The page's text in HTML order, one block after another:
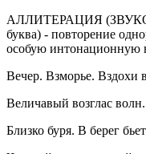
АЛЛИТЕРАЦИЯ
буква) - повторение
особую интонационную
Вечер. Взморье. Вздохи
Величавый возглас волн.
Близко буря. В берег